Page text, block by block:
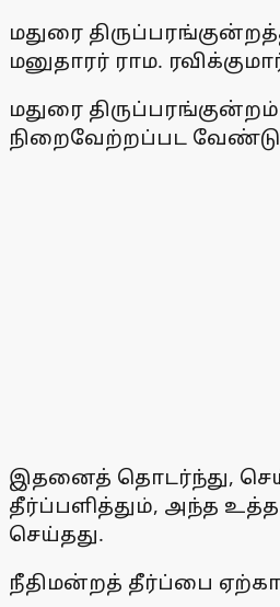
மதுரை
மனுதாரர் ராம.
மதுரை
நிறைவேற்றப்பட
இதனைத் தொடர்ந்து,
தீர்ப்பளித்தும், அந்த
செய்தது.
நீதிமன்றத் தீர்ப்பை